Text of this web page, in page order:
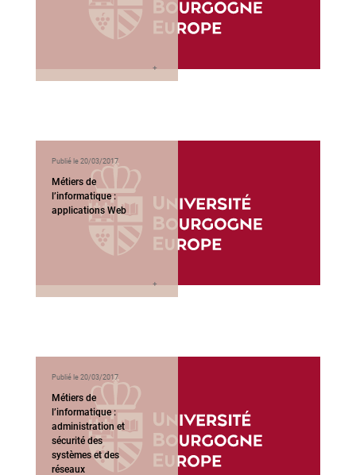
Publié le 20/03/2017
Métiers de
l’informatique :
applications Web
Publié le 20/03/2017
Métiers de
l’informatique :
administration et
sécurité des
systèmes et des
réseaux